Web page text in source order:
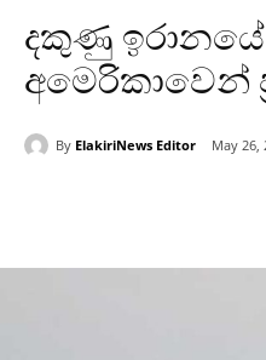
දකුණු
අමෙරිකාවෙන්
By ElakiriNews Editor May 26,